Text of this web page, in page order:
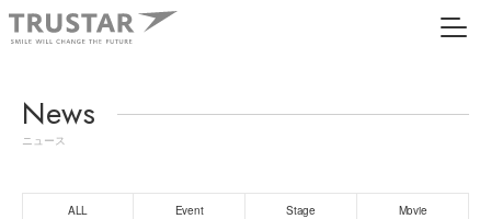
News
ニュース
ALL Event Stage Movie